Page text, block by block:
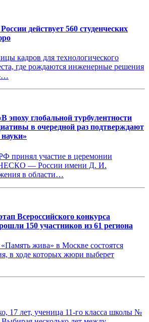
действует 560 студенческих
кадров для технологического
где рождаются инженерные решения
эпоху глобальной турбулентности
в очередной раз подтверждают
принял участие в церемонии
— России имени Д. И.
в области…
Всероссийского конкурса
150 участников из 61 региона
жива» в Москве состоятся
в ходе которых жюри выберет